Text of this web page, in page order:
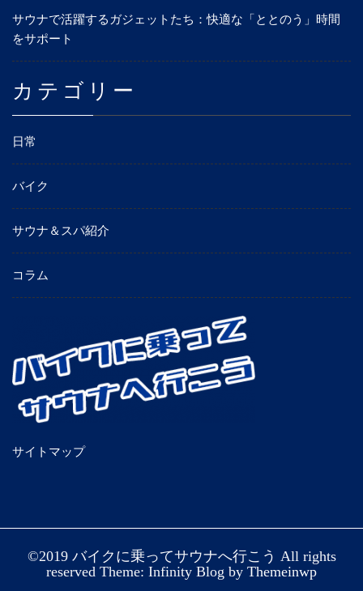
サウナで活躍するガジェットたち：快適な「ととのう」時間
をサポート
カテゴリー
日常
バイク
サウナ＆スパ紹介
コラム
サイトマップ
©2019 バイクに乗ってサウナへ行こう All rights
reserved Theme: Infinity Blog by Themeinwp